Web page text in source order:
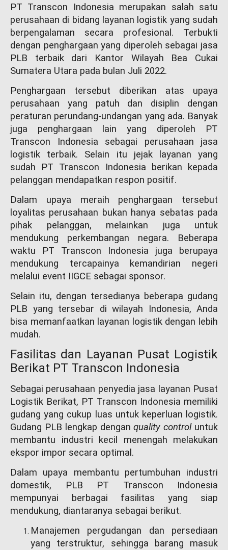
PT Transcon Indonesia merupakan salah satu
perusahaan di bidang layanan logistik yang sudah
berpengalaman secara profesional. Terbukti
dengan penghargaan yang diperoleh sebagai jasa
PLB terbaik dari Kantor Wilayah Bea Cukai
Sumatera Utara pada bulan Juli 2022.
Penghargaan tersebut diberikan atas upaya
perusahaan yang patuh dan disiplin dengan
peraturan perundang-undangan yang ada. Banyak
juga penghargaan lain yang diperoleh PT
Transcon Indonesia sebagai perusahaan jasa
logistik terbaik. Selain itu jejak layanan yang
sudah PT Transcon Indonesia berikan kepada
pelanggan mendapatkan respon positif.
Dalam upaya meraih penghargaan tersebut
loyalitas perusahaan bukan hanya sebatas pada
pihak pelanggan, melainkan juga untuk
mendukung perkembangan negara. Beberapa
waktu PT Transcon Indonesia juga berupaya
mendukung tercapainya kemandirian negeri
melalui event IIGCE sebagai sponsor.
Selain itu, dengan tersedianya beberapa gudang
PLB yang tersebar di wilayah Indonesia, Anda
bisa memanfaatkan layanan logistik dengan lebih
mudah.
Fasilitas dan Layanan Pusat Logistik
Berikat PT Transcon Indonesia
Sebagai perusahaan penyedia jasa layanan Pusat
Logistik Berikat, PT Transcon Indonesia memiliki
gudang yang cukup luas untuk keperluan logistik.
Gudang PLB lengkap denganquality controluntuk
membantu industri kecil menengah melakukan
ekspor impor secara optimal.
Dalam upaya membantu pertumbuhan industri
domestik, PLB PT Transcon Indonesia
mempunyai berbagai fasilitas yang siap
mendukung, diantaranya sebagai berikut.
Manajemen pergudangan dan persediaan
yang terstruktur, sehingga barang masuk